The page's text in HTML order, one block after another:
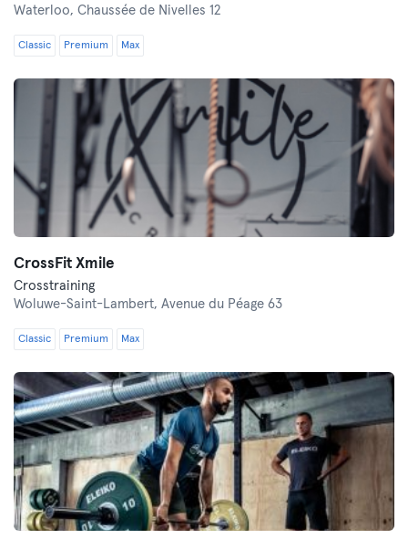
Waterloo, Chaussée de Nivelles 12
Classic Premium Max
CrossFit Xmile
Crosstraining
Woluwe-Saint-Lambert, Avenue du Péage 63
Classic Premium Max